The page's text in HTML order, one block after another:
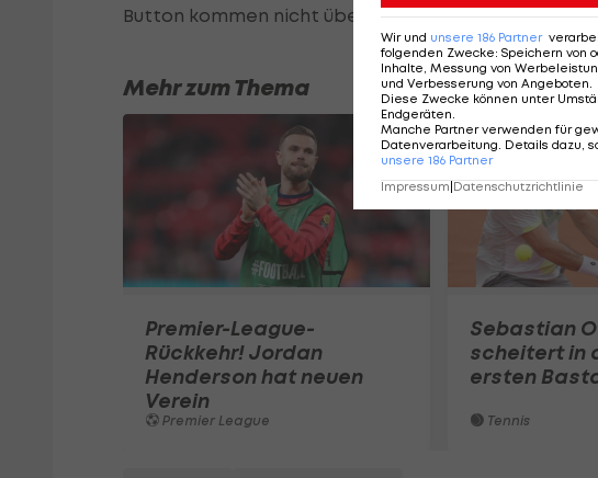
Button kommen nicht über die Plätze fünf und sechs
Mehr zum Thema
Premier-League-
Rückkehr! Jordan
Henderson hat neuen
Verein
Premier League
Sebastian
scheitert in
ersten
Tennis
Wir und unsere 186 Partner
folgenden Zwecke: Speichern von
Inhalte, Messung von
und Verbesserung von Angeboten
Diese Zwecke können unter
Endgeräten
Manche Partner verwenden für
Datenverarbeitung. Details dazu,
unsere 186 Partner
Impressum|Datenschutzrichtlinie